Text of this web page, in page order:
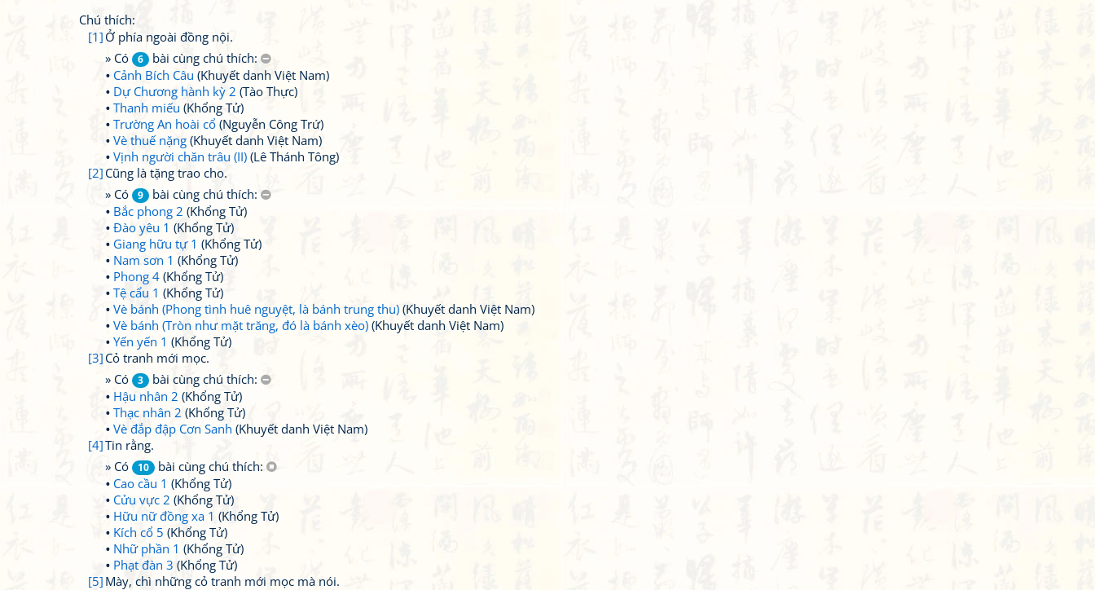
Chú thích:
[1] Ở phía ngoài đồng nội.
» Có
6
bài cùng chú thích:
Cảnh Bích Câu (Khuyết danh Việt Nam)
Dự Chương hành kỳ 2 (Tào Thực)
Thanh miếu (Khổng Tử)
Trường An hoài cổ (Nguyễn Công Trứ)
Vè thuế nặng (Khuyết danh Việt Nam)
Vịnh người chăn trâu (II) (Lê Thánh Tông)
[2] Cũng là tặng trao cho.
» Có
9
bài cùng chú thích:
Bắc phong 2 (Khổng Tử)
Đào yêu 1 (Khổng Tử)
Giang hữu tự 1 (Khổng Tử)
Nam sơn 1 (Khổng Tử)
Phong 4 (Khổng Tử)
Tệ cẩu 1 (Khổng Tử)
Vè bánh (Phong tình huê nguyệt, là bánh trung thu) (Khuyết danh Việt Nam)
Vè bánh (Tròn như mặt trăng, đó là bánh xèo) (Khuyết danh Việt Nam)
Yến yến 1 (Khổng Tử)
[3] Cỏ tranh mới mọc.
» Có
3
bài cùng chú thích:
Hậu nhân 2 (Khổng Tử)
Thạc nhân 2 (Khổng Tử)
Vè đắp đập Cơn Sanh (Khuyết danh Việt Nam)
[4]Tin rằng.
» Có
10
bài cùng chú thích:
Cao cầu 1 (Khổng Tử)
Cửu vực 2 (Khổng Tử)
Hữu nữ đồng xa 1 (Khổng Tử)
Kích cổ 5 (Khổng Tử)
Nhữ phần 1 (Khổng Tử)
Phạt đàn 3 (Khổng Tử)
[5] Mày, chì những cỏ tranh mới mọc mà nói.